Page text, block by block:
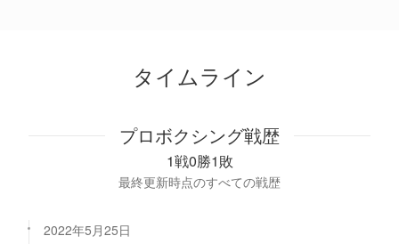
タイムライン
プロボクシング戦歴
1戦0勝1敗
最終更新時点のすべての戦歴
2022年5月25日